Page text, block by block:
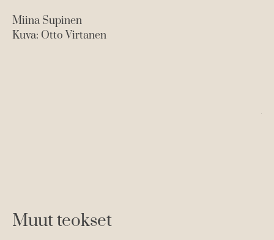
Miina Supinen
Kuva: Otto Virtanen
Muut teokset